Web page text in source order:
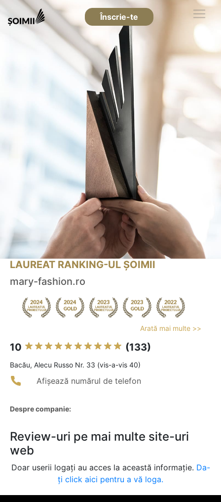
Înscrie-te
LAUREAT RANKING-UL ȘOIMII
mary-fashion.ro
Arată mai multe >>
10 (133)
Bacău, Alecu Russo Nr. 33 (vis-a-vis 40)
Afișează numărul de telefon
Despre companie:
Review-uri pe mai multe site-uri
web
Doar userii logați au acces la această informație. Da-
ți click aici pentru a vă loga.